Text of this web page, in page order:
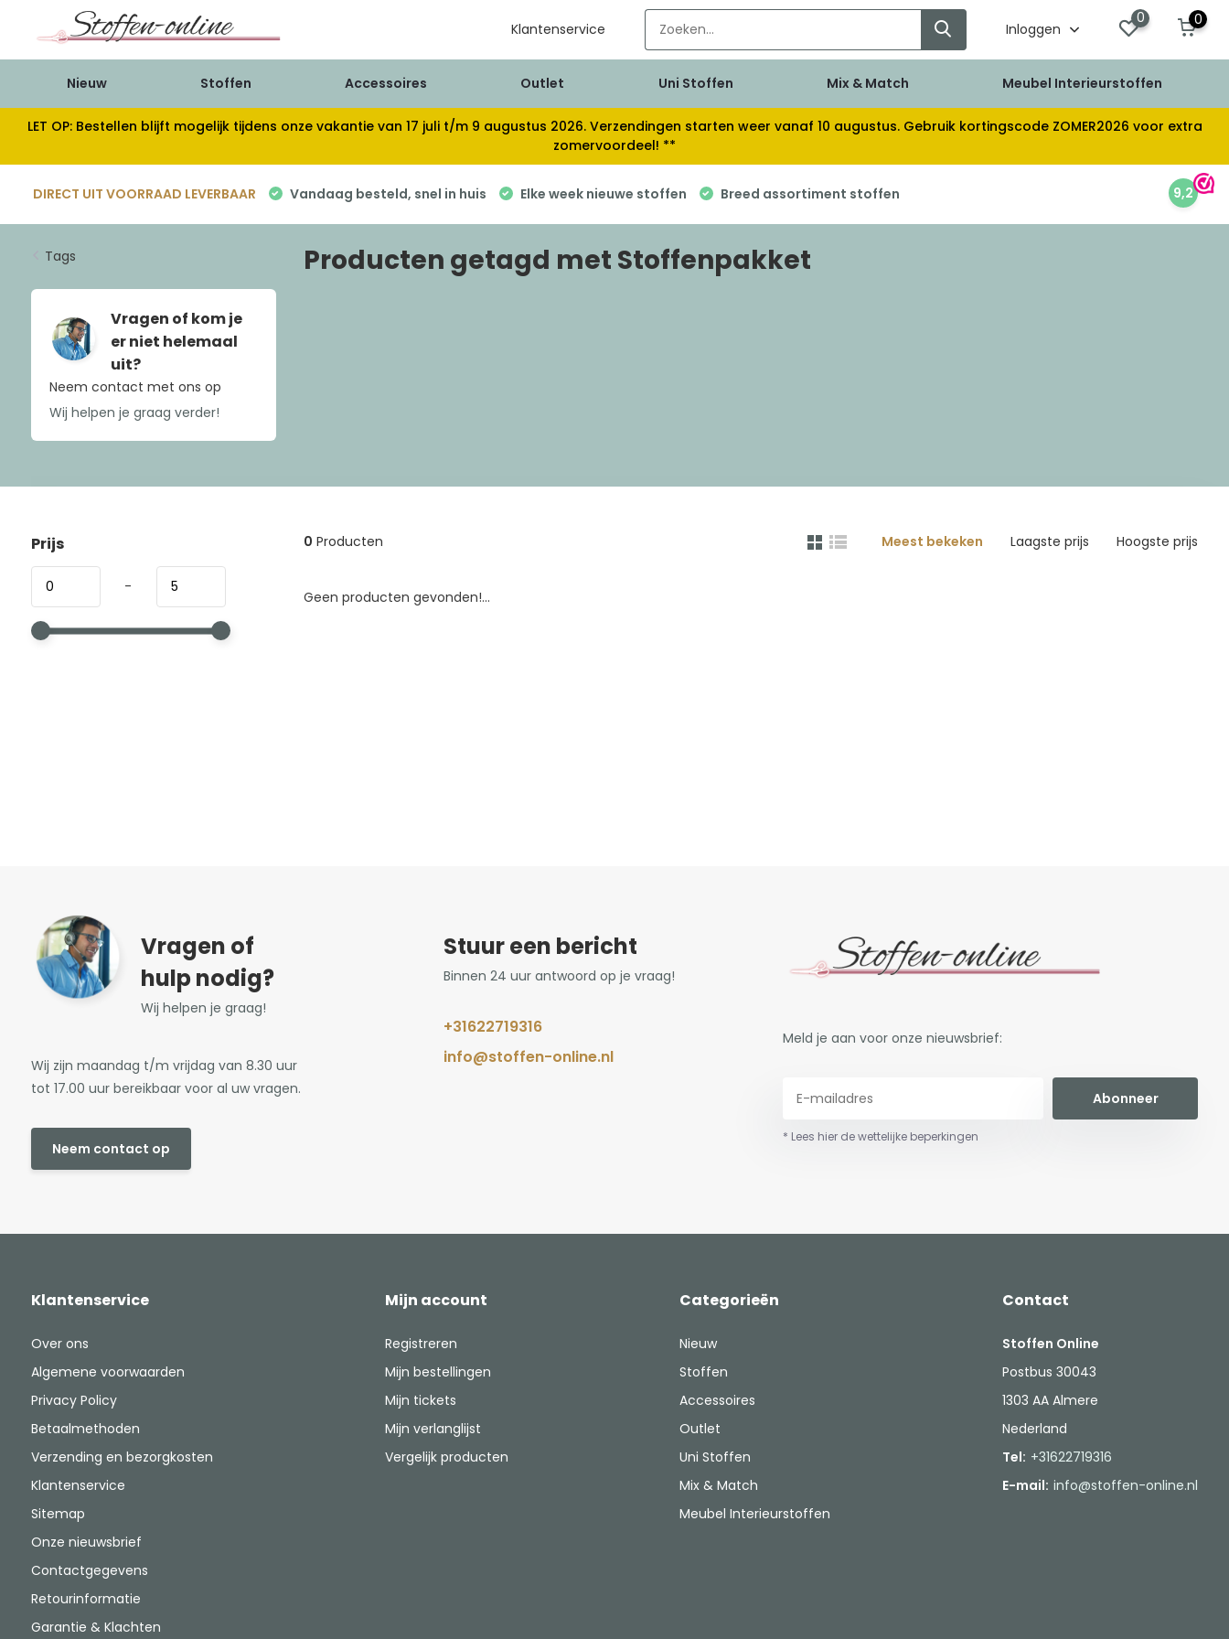
Klantenservice Inloggen
0 0
Nieuw Stoffen Accessoires Outlet Uni Stoffen Mix & Match Meubel Interieurstoffen
LET OP: Bestellen blijft mogelijk tijdens onze vakantie van 17 juli t/m 9 augustus 2026. Verzendingen starten weer vanaf 10 augustus. Gebruik kortingscode ZOMER2026 voor extra
zomervoordeel! **
DIRECT UIT VOORRAAD LEVERBAAR Vandaag besteld, snel in huis Elke week nieuwe stoffen Breed assortiment stoffen 9,2
Tags
Vragen of kom je
er niet helemaal
uit?
Neem contact met ons op
Wij helpen je graag verder!
Producten getagd met Stoffenpakket
Prijs
-
0 Producten Meest bekeken Laagste prijs Hoogste prijs
Geen producten gevonden!...
Vragen of
hulp nodig?
Wij helpen je graag!
Wij zijn maandag t/m vrijdag van 8.30 uur
tot 17.00 uur bereikbaar voor al uw vragen.
Neem contact op
Stuur een bericht
Binnen 24 uur antwoord op je vraag!
+31622719316
info@stoffen-online.nl
Meld je aan voor onze nieuwsbrief:
Abonneer
* Lees hier de wettelijke beperkingen
Klantenservice
Over ons
Algemene voorwaarden
Privacy Policy
Betaalmethoden
Verzending en bezorgkosten
Klantenservice
Sitemap
Onze nieuwsbrief
Contactgegevens
Retourinformatie
Garantie & Klachten
Mijn account
Registreren
Mijn bestellingen
Mijn tickets
Mijn verlanglijst
Vergelijk producten
Categorieën
Nieuw
Stoffen
Accessoires
Outlet
Uni Stoffen
Mix & Match
Meubel Interieurstoffen
Contact
Stoffen Online
Postbus 30043
1303 AA Almere
Nederland
Tel: +31622719316
E-mail: info@stoffen-online.nl